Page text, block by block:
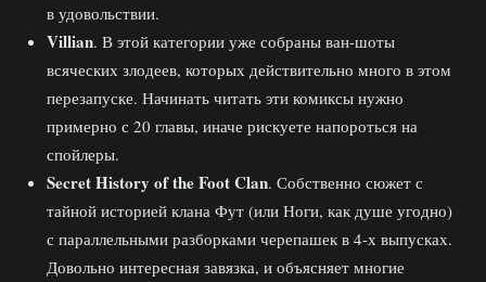
в удовольствии.
Villian. В этой категории уже собраны ван-шоты
всяческих злодеев, которых действительно много в этом
перезапуске. Начинать читать эти комиксы нужно
примерно с 20 главы, иначе рискуете напороться на
спойлеры.
Secret History of the Foot Clan. Собственно сюжет с
тайной историей клана Фут (или Ноги, как душе угодно)
с параллельными разборками черепашек в 4-х выпусках.
Довольно интересная завязка, и объясняет многие